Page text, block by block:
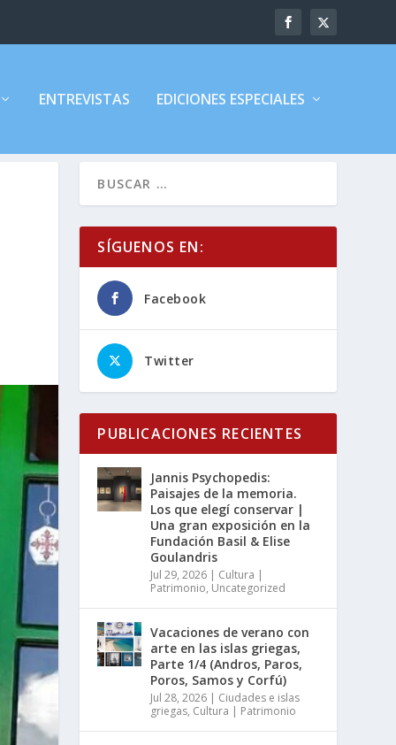
ENTREVISTAS EDICIONES ESPECIALES
SÍGUENOS EN:
Facebook
Twitter
PUBLICACIONES RECIENTES
Jannis Psychopedis:
Paisajes de la memoria.
Los que elegí conservar |
Una gran exposición en la
Fundación Basil & Elise
Goulandris
Jul 29, 2026 | Cultura |
Patrimonio, Uncategorized
Vacaciones de verano con
arte en las islas griegas,
Parte 1/4 (Andros, Paros,
Poros, Samos y Corfú)
Jul 28, 2026 | Ciudades e islas
griegas, Cultura | Patrimonio